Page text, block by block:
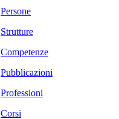
Persone
Strutture
Competenze
Pubblicazioni
Professioni
Corsi